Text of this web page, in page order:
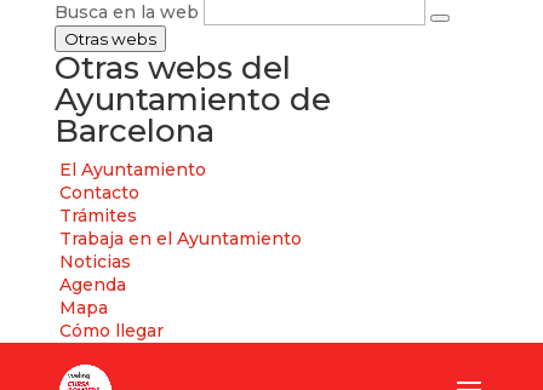
Busca en la web
Otras webs
Otras webs del
Ayuntamiento de
Barcelona
El Ayuntamiento
Contacto
Trámites
Trabaja en el Ayuntamiento
Noticias
Agenda
Mapa
Cómo llegar